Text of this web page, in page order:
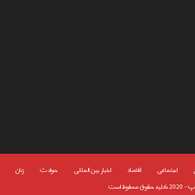
اجتماعی اقتصاد اخبار بین المللی حوادث زنان
محفوظ است